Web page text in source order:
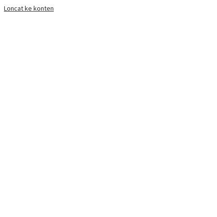
Loncat ke konten